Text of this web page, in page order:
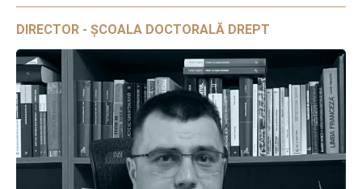
DIRECTOR - ȘCOALA DOCTORALĂ DREPT